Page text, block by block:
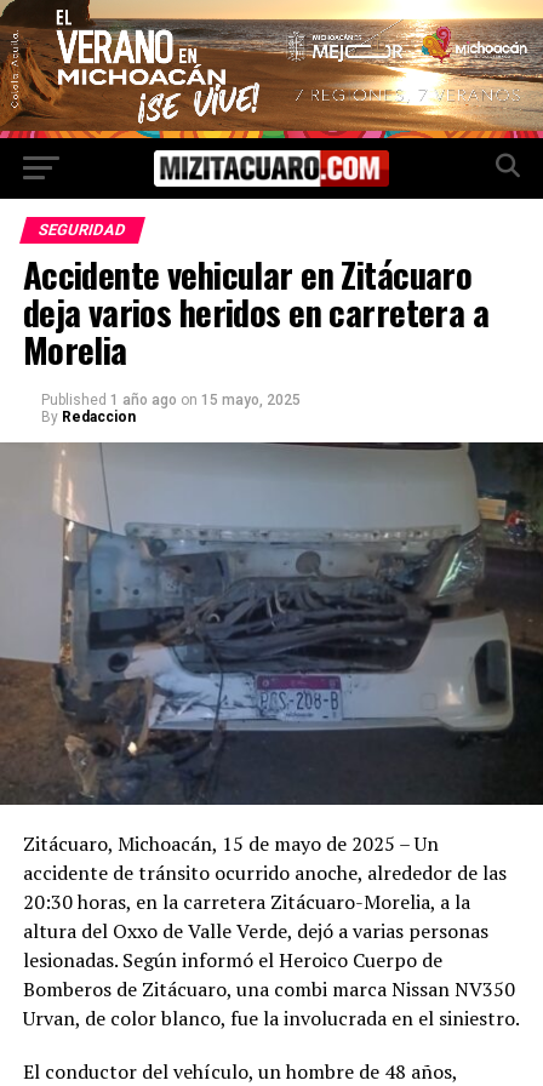
SEGURIDAD
Accidente vehicular en Zitácuaro
deja varios heridos en carretera a
Morelia
Published 1 año ago on 15 mayo, 2025
By Redaccion
Zitácuaro, Michoacán, 15 de mayo de 2025 – Un
accidente de tránsito ocurrido anoche, alrededor de las
20:30 horas, en la carretera Zitácuaro-Morelia, a la
altura del Oxxo de Valle Verde, dejó a varias personas
lesionadas. Según informó el Heroico Cuerpo de
Bomberos de Zitácuaro, una combi marca Nissan NV350
Urvan, de color blanco, fue la involucrada en el siniestro.
El conductor del vehículo, un hombre de 48 años,